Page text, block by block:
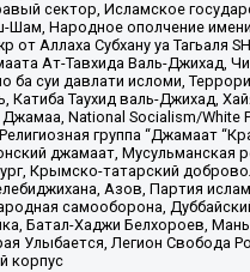
сектор, Исламское
Шам, Народное ополчение
от Аллаха Субхану уа Тагьаля
Ат-Тавхида Валь-Джихад,
ба суи давлати исломи,
Катиба Таухид валь-Джихад,
National Socialism/White
группа “Джамаат
джамаат, Мусульманская
Крымско-татарский
Азов, Партия
самооборона,
Батал-Хаджи Белхороев,
Улыбается, Легион Свобода
корпус